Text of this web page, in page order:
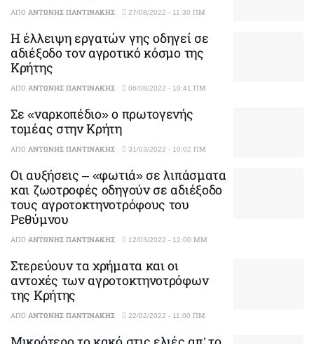
ΑΠΌ ΑΝΤΏΝΗΣ ΠΑΝΤΙΝΆΚΗΣ 27/08/2022 - 11:30 ΠΜ
Η έλλειψη εργατών γης οδηγεί σε
αδιέξοδο τον αγροτικό κόσμο της
Κρήτης
ΑΠΌ ΑΝΤΏΝΗΣ ΠΑΝΤΙΝΆΚΗΣ 06/08/2022 - 10:41 ΠΜ
Σε «ναρκοπέδιο» ο πρωτογενής
τομέας στην Κρήτη
ΑΠΌ ΑΝΤΏΝΗΣ ΠΑΝΤΙΝΆΚΗΣ 31/03/2022 - 10:02 ΠΜ
Οι αυξήσεις – «φωτιά» σε λιπάσματα
και ζωοτροφές οδηγούν σε αδιέξοδο
τους αγροτοκτηνοτρόφους του
Ρεθύμνου
ΑΠΌ ΑΝΤΏΝΗΣ ΠΑΝΤΙΝΆΚΗΣ 12/03/2022 - 12:00 ΜΜ
Στερεύουν τα χρήματα και οι
αντοχές των αγροτοκτηνοτρόφων
της Κρήτης
ΑΠΌ ΑΝΤΏΝΗΣ ΠΑΝΤΙΝΆΚΗΣ 22/02/2022 - 11:00 ΠΜ